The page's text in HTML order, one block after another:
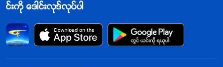
င္းကို ေဒါင္းလုဒ္လုပ္ပါ